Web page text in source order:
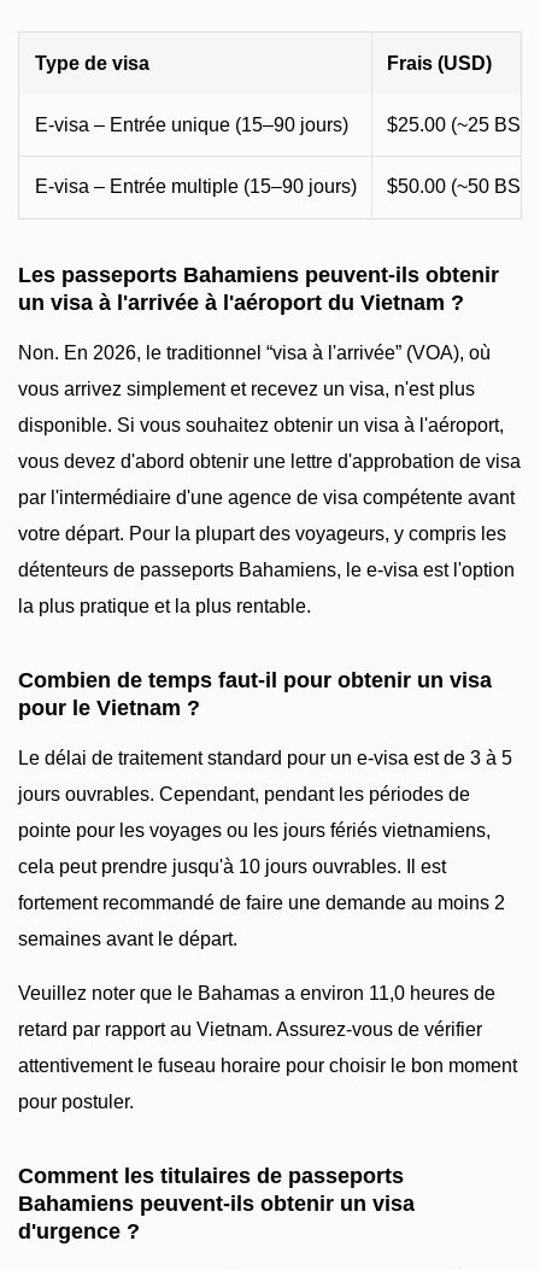
Type de visa Frais (USD)
E-visa – Entrée unique (15–90 jours) $25.00 (~25 BSD)
E-visa – Entrée multiple (15–90 jours) $50.00 (~50 BSD)
Les passeports Bahamiens peuvent-ils obtenir
un visa à l'arrivée à l'aéroport du Vietnam ?
Non. En 2026, le traditionnel “visa à l'arrivée” (VOA), où
vous arrivez simplement et recevez un visa, n'est plus
disponible. Si vous souhaitez obtenir un visa à l'aéroport,
vous devez d'abord obtenir une lettre d'approbation de visa
par l'intermédiaire d'une agence de visa compétente avant
votre départ. Pour la plupart des voyageurs, y compris les
détenteurs de passeports Bahamiens, le e-visa est l'option
la plus pratique et la plus rentable.
Combien de temps faut-il pour obtenir un visa
pour le Vietnam ?
Le délai de traitement standard pour un e-visa est de 3 à 5
jours ouvrables. Cependant, pendant les périodes de
pointe pour les voyages ou les jours fériés vietnamiens,
cela peut prendre jusqu'à 10 jours ouvrables. Il est
fortement recommandé de faire une demande au moins 2
semaines avant le départ.
Veuillez noter que le Bahamas a environ 11,0 heures de
retard par rapport au Vietnam. Assurez-vous de vérifier
attentivement le fuseau horaire pour choisir le bon moment
pour postuler.
Comment les titulaires de passeports
Bahamiens peuvent-ils obtenir un visa
d'urgence ?